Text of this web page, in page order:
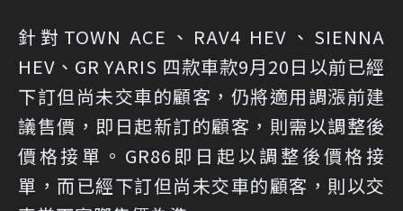
針對TOWN ACE、RAV4 HEV、SIENNA
HEV、GR YARIS 四款車款9月20日以前已經
下訂但尚未交車的顧客，仍將適用調漲前建
議售價，即日起新訂的顧客，則需以調整後
價格接單。GR86即日起以調整後價格接
單，而已經下訂但尚未交車的顧客，則以交